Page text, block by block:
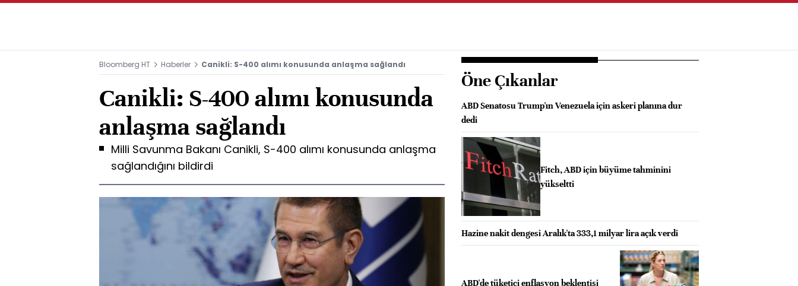
Bloomberg HT Haberler Canikli: S-400 alımı konusunda anlaşma sağlandı
Canikli: S-400 alımı konusunda
anlaşma sağlandı
Milli Savunma Bakanı Canikli, S-400 alımı konusunda anlaşma
sağlandığını bildirdi
Öne Çıkanlar
ABD Senatosu Trump'ın Venezuela için askeri planına dur
dedi
Fitch, ABD için büyüme tahminini
yükseltti
Hazine nakit dengesi Aralık'ta 333,1 milyar lira açık verdi
ABD'de tüketici enflasyon beklentisi